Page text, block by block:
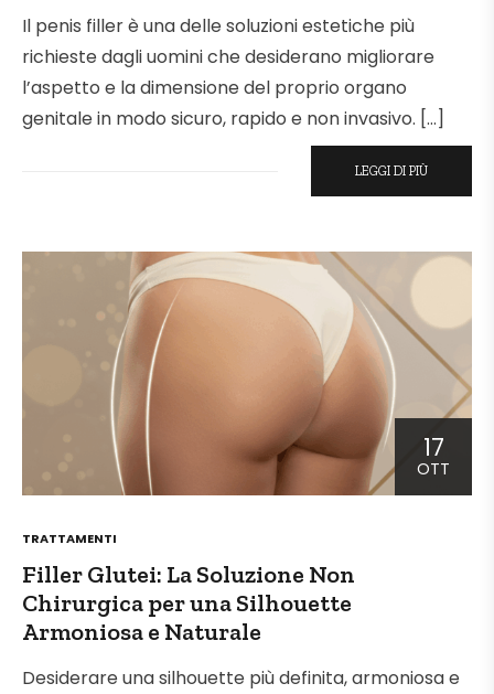
Il penis filler è una delle soluzioni estetiche più
richieste dagli uomini che desiderano migliorare
l’aspetto e la dimensione del proprio organo
genitale in modo sicuro, rapido e non invasivo. […]
LEGGI DI PIÙ
17
OTT
POSTED
TRATTAMENTI
Filler Glutei: La Soluzione Non
Chirurgica per una Silhouette
Armoniosa e Naturale
Desiderare una silhouette più definita, armoniosa e